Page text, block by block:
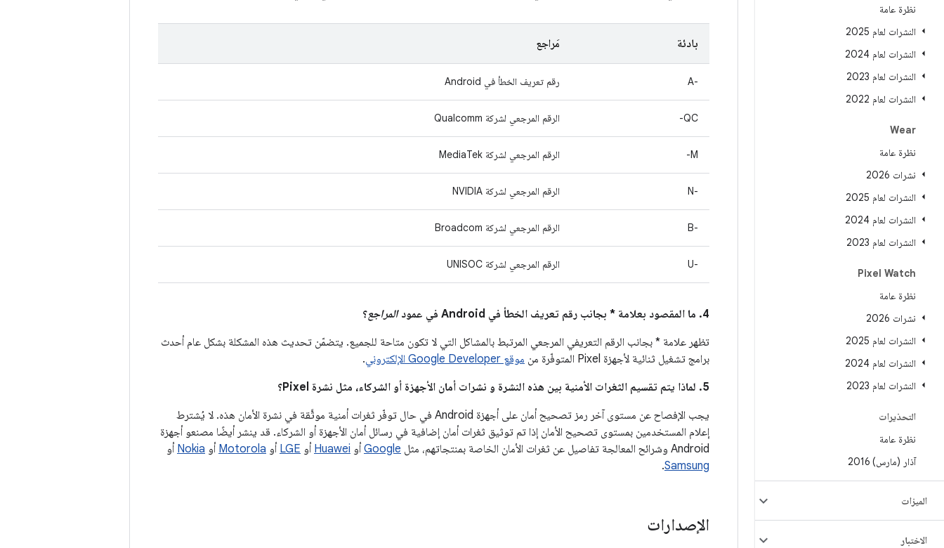
نظرة عامة
النشرات لعام 2025
النشرات لعام 2024
النشرات لعام 2023
النشرات لعام 2022
Wear
نظرة عامة
نشرات 2026
النشرات لعام 2025
النشرات لعام 2024
النشرات لعام 2023
Pixel Watch
نظرة عامة
نشرات 2026
النشرات لعام 2025
النشرات لعام 2024
النشرات لعام 2023
التحذيرات
نظرة عامة
آذار (مارس) 2016
الميزات
الاختبار
بادئة مَراجع
A-‎ رقم تعريف الخطأ في Android
QC- الرقم المرجعي لشركة Qualcomm
M- الرقم المرجعي لشركة MediaTek
‫N-‎ الرقم المرجعي لشركة NVIDIA
B-‎ الرقم المرجعي لشركة Broadcom
U-‎ الرقم المرجعي لشركة UNISOC
4. ما المقصود بعلامة * بجانب رقم تعريف الخطأ في Android في عمود المراجع؟
تظهر علامة * بجانب الرقم التعريفي المرجعي المرتبط بالمشاكل التي لا تكون متاحة للجميع. يتضمّن تحديث هذه المشكلة بشكل عام أحدث
برامج تشغيل ثنائية لأجهزة Pixel المتوفّرة من
موقع Google Developer الإلكتروني
.
5. لماذا يتم تقسيم الثغرات الأمنية بين هذه النشرة و نشرات أمان الأجهزة أو الشركاء، مثل نشرة Pixel؟
يجب الإفصاح عن مستوى آخر رمز تصحيح أمان على أجهزة Android في حال توفّر ثغرات أمنية موثَّقة في نشرة الأمان هذه. لا يُشترط
إعلام المستخدمين بمستوى تصحيح الأمان إذا تم توثيق ثغرات أمان إضافية في رسائل أمان الأجهزة أو الشركاء. قد ينشر أيضًا مصنعو أجهزة
Android وشرائح المعالجة تفاصيل عن ثغرات الأمان الخاصة بمنتجاتهم، مثل
Google أو Huawei أو LGE أو Motorola أو Nokia أو
Samsung
.
الإصدارات